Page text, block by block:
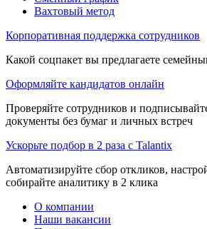
Вахтовый метод
Корпоративная поддержка сотрудников
Какой соцпакет вы предлагаете
Оформляйте кандидатов онлайн
Проверяйте сотрудников и
документы без бумаг и личных встреч
Ускорьте подбор в 2 раза с Talantix
Автоматизируйте сбор откликов,
собирайте аналитику в 2 клика
О компании
Наши вакансии